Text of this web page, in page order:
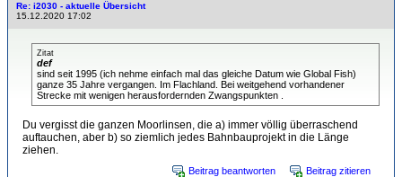
Re: i2030 - aktuelle Übersicht
15.12.2020 17:02
Zitat
def
sind seit 1995 (ich nehme einfach mal das gleiche Datum wie Global Fish)
ganze 35 Jahre vergangen. Im Flachland. Bei weitgehend vorhandener
Strecke mit wenigen herausfordernden Zwangspunkten .
Du vergisst die ganzen Moorlinsen, die a) immer völlig überraschend
auftauchen, aber b) so ziemlich jedes Bahnbauprojekt in die Länge
ziehen.
Beitrag beantworten Beitrag zitieren